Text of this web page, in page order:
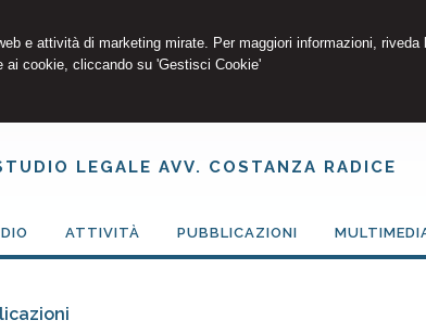
e attività di marketing mirate. Per maggiori informazioni, riveda
ai cookie, cliccando su 'Gestisci Cookie'
LEGALE AVV. COSTANZA RADICE
ATTIVITÀ PUBBLICAZIONI